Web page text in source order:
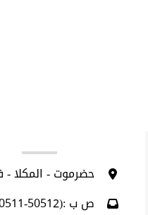
حضرموت - المكلا -
ص ب :(50512-50511)